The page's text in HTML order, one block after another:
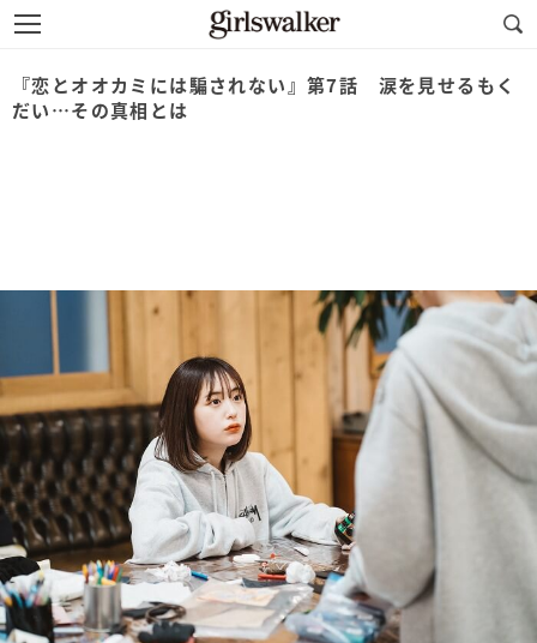
『恋とオオカミには騙されない』第7話 涙を見せるもく
だい…その真相とは